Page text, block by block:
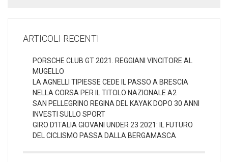
ARTICOLI RECENTI
PORSCHE CLUB GT 2021. REGGIANI VINCITORE AL
MUGELLO
LA AGNELLI TIPIESSE CEDE IL PASSO A BRESCIA
NELLA CORSA PER IL TITOLO NAZIONALE A2
SAN PELLEGRINO REGINA DEL KAYAK DOPO 30 ANNI
INVESTI SULLO SPORT
GIRO D’ITALIA GIOVANI UNDER 23 2021: IL FUTURO
DEL CICLISMO PASSA DALLA BERGAMASCA